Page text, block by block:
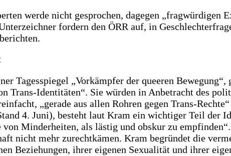
werde nicht gesprochen, dagegen
fordern den ÖRR auf, in
Tagesspiegel „Vorkämpfer der queeren
Trans-Identitäten“. Sie würden in Anbetracht des
„gerade aus allen Rohren gegen Trans-
4. Juni), besteht laut Kram ein wichtiger Teil der
Minderheiten, als lästig und obskur zu
nicht mehr zurechtkämen. Kram begründet die
Beziehungen, ihrer eigenen Sexualität und ihrer